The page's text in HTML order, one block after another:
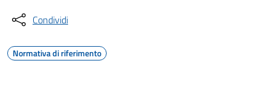
Condividi
Normativa di riferimento